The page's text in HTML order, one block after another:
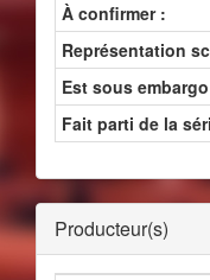
À confirmer :
Représentation
Est sous
Fait parti de la
Producteur(s)